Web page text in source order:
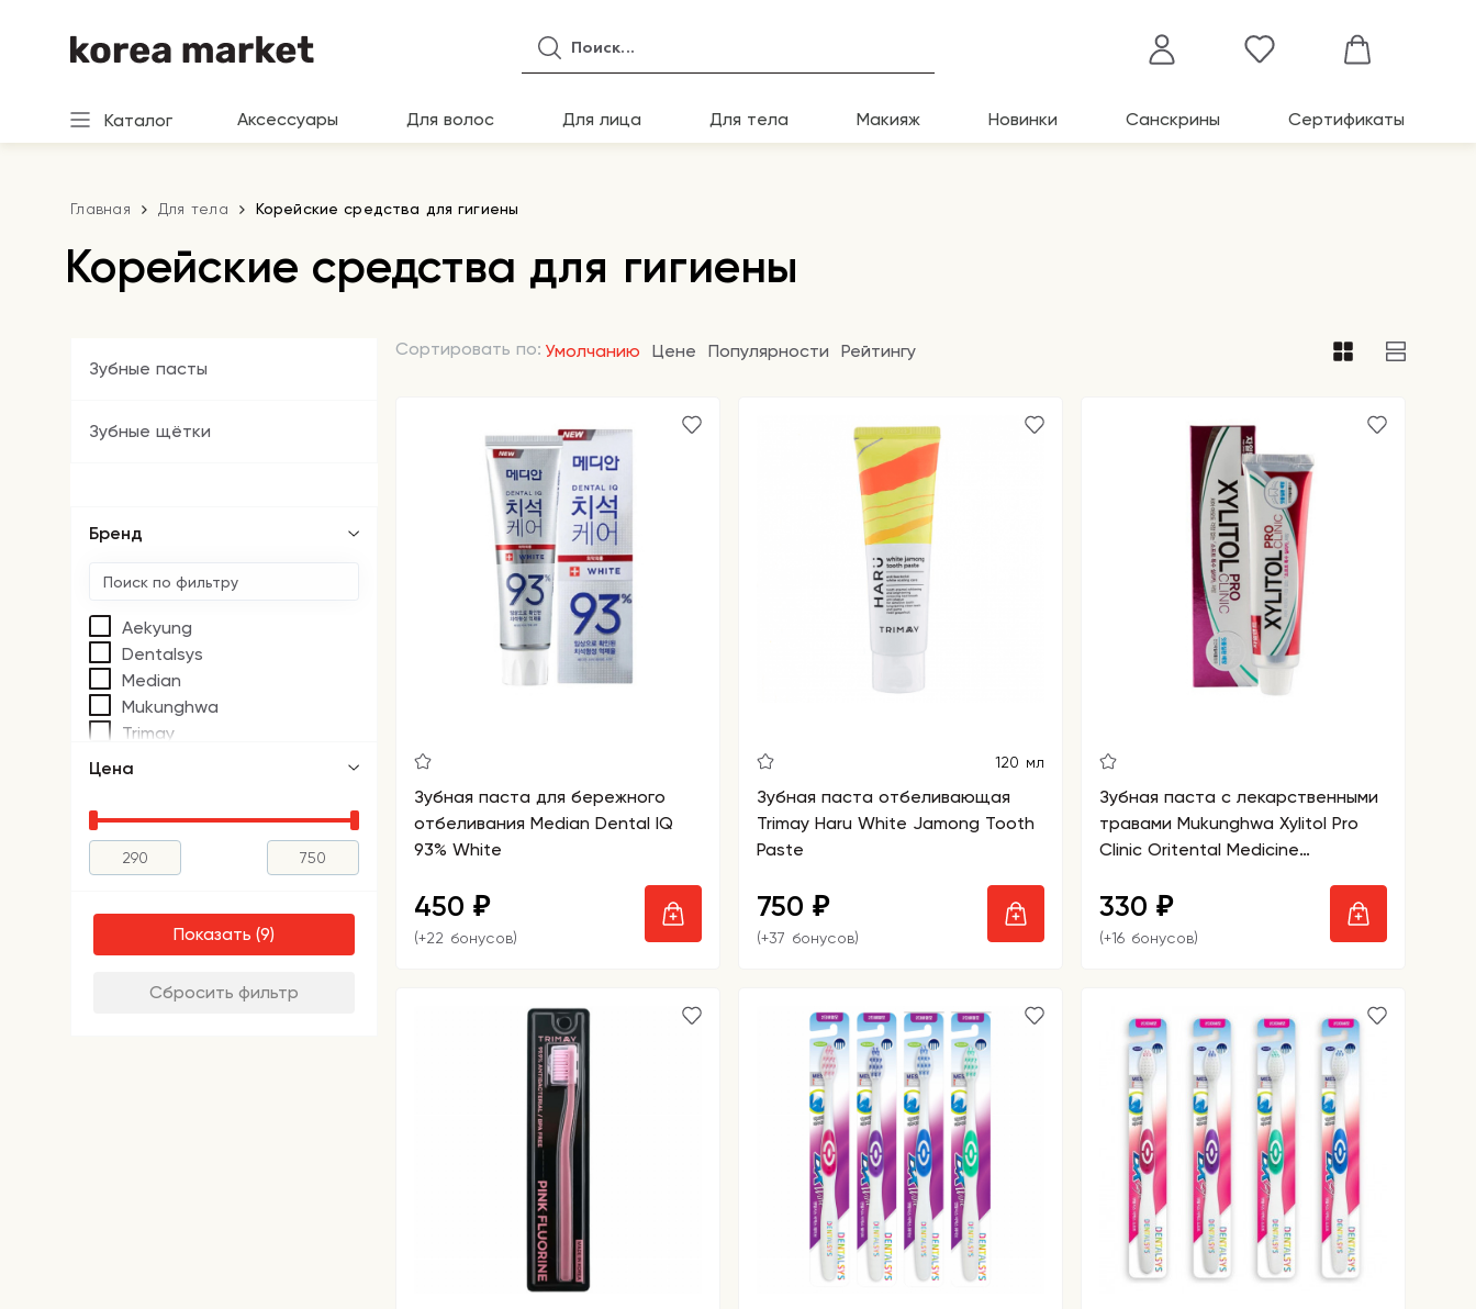
Каталог Аксессуары Для волос Для лица Для тела Макияж Новинки Санскрины Сертификаты
Главная Для тела Корейские средства для гигиены
Корейские средства для гигиены
Сортировать по: Умолчанию Цене Популярности Рейтингу
Зубная паста для бережного
отбеливания Median Dental IQ
93% White
450 ₽
(+22 бонусов)
120 мл
Зубная паста отбеливающая
Trimay Haru White Jamong Tooth
Paste
750 ₽
(+37 бонусов)
Зубная паста с лекарственными
травами Mukunghwa Xylitol Pro
Clinic Oritental Medicine
330 ₽
(+16 бонусов)
Зубные пасты
Зубные щётки
Бренд
Aekyung
Dentalsys
Median
Mukunghwa
Trimay
Цена
Показать
Сбросить фильтр